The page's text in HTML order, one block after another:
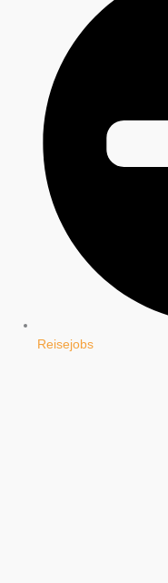
Reisejobs